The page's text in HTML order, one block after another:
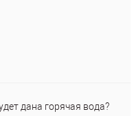
дана горячая вода?